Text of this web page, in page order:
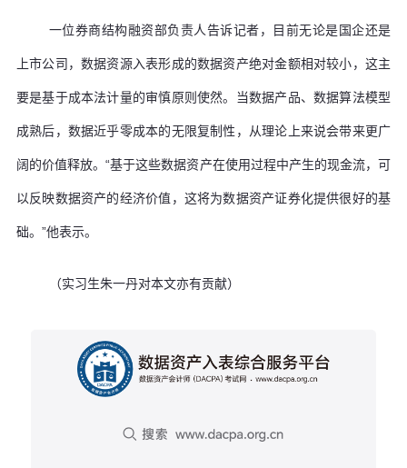
一位券商结构融资部负责人告诉记者，目前无论是国企还是
上市公司，数据资源入表形成的数据资产绝对金额相对较小，这主
要是基于成本法计量的审慎原则使然。当数据产品、数据算法模型
成熟后，数据近乎零成本的无限复制性，从理论上来说会带来更广
阔的价值释放。“基于这些数据资产在使用过程中产生的现金流，可
以反映数据资产的经济价值，这将为数据资产证券化提供很好的基
础。”他表示。
（实习生朱一丹对本文亦有贡献）